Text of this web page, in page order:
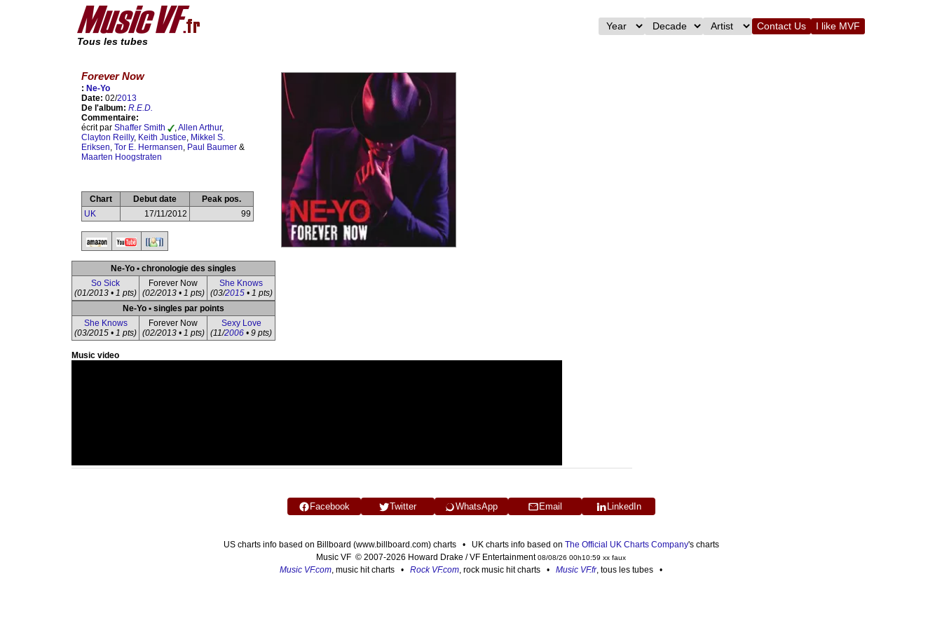
Tous les tubes
Contact Us I like MVF
Forever Now
: Ne-Yo
Date: 02/2013
De l'album: R.E.D.
Commentaire:
écrit par Shaffer Smith ,Allen Arthur,
Clayton Reilly, Keith Justice, Mikkel S.
Eriksen, Tor E. Hermansen, Paul Baumer &
Maarten Hoogstraten
Chart Debut date
Peak pos.
UK
17/11/2012 99
Ne-Yo • chronologie des singles
So Sick
(01/2013 • 1 pts)
Forever Now
(02/2013 • 1 pts)
She Knows
(03/2015• 1 pts)
Ne-Yo • singles par points
She Knows
(03/2015 • 1 pts)
Forever Now
(02/2013 • 1 pts)
Sexy Love
(11/2006 • 9 pts)
Music video
Facebook Twitter WhatsApp Email LinkedIn
US charts info based on Billboard (www.billboard.com) charts • UK charts info based on The Official UK Charts Company's charts
Music VF © 2007-2026 Howard Drake / VF Entertainment08/08/26 00h10:59 xx faux
Music VF.com, music hit charts • Rock VF.com, rock music hit charts • Music VF.fr, tous les tubes •